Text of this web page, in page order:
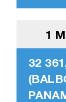
1
32